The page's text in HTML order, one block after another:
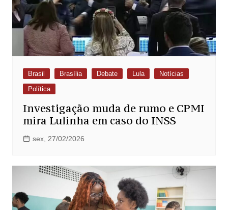
Brasil Brasília Debate Lula
Notícias
Política
Investigação muda de rumo e CPMI
mira Lulinha em caso do INSS
sex, 27/02/2026